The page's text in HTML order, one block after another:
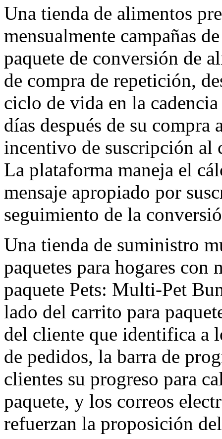
Una tienda de alimentos
mensualmente campañas
paquete de conversión de
de compra de repetición,
ciclo de vida en la
días después de su
incentivo de suscripción al
La plataforma maneja el
mensaje apropiado por
seguimiento de la
Una tienda de suministro
paquetes para hogares
paquete Pets: Multi-Pet
lado del carrito para
del cliente que identifica a
de pedidos, la barra de
clientes su progreso para
paquete, y los correos
refuerzan la proposición